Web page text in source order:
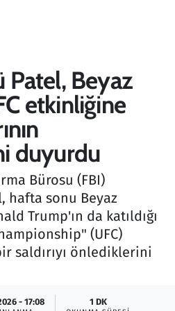
Patel, Beyaz
etkinliğine
duyurdu
Bürosu (FBI)
hafta sonu Beyaz
Trump'ın da katıldığı
(UFC)
saldırıyı önlediklerini
- 17:08 1 DK